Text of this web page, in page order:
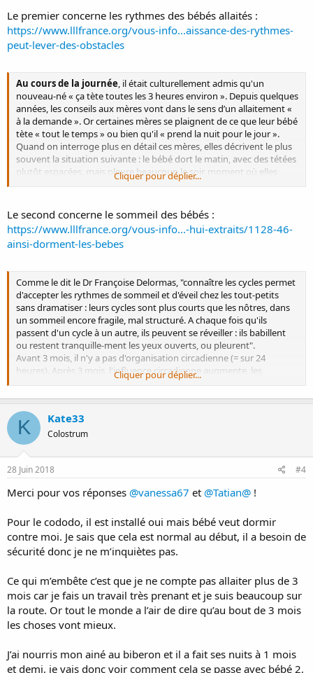
Le premier concerne les rythmes des bébés allaités :
https://www.lllfrance.org/vous-info...aissance-des-rythmes-
peut-lever-des-obstacles
Au cours de la journée, il était culturellement admis qu'un
nouveau-né « ça tète toutes les 3 heures environ ». Depuis quelques
années, les conseils aux mères vont dans le sens d’un allaitement «
à la demande ». Or certaines mères se plaignent de ce que leur bébé
tète « tout le temps » ou bien qu'il « prend la nuit pour le jour ».
Quand on interroge plus en détail ces mères, elles décrivent le plus
souvent la situation suivante : le bébé dort le matin, avec des tétées
plutôt espacées, mais pleure beaucoup le soir, moment où elles
pensent manquer de lait. (...) Physiologiquement, les tétées du
(2 à 5 h). Au fur et à mesure de l'avancement de la journée, les tétées
se rapprochent en même temps que l'éveil de l'enfant augmente.
Survient alors, le plus souvent entre 14 h et 2 h du matin, un
épisode de «tétées groupées
journée (la maman percevant à cette heure là que ses seins sont
peu remplis).
Cliquer pour déplier...
Le second concerne le sommeil des bébés :
https://www.lllfrance.org/vous-info...-hui-extraits/1128-46-
ainsi-dorment-les-bebes
Comme le dit le Dr Françoise Delormas, "connaître les cycles permet
d'accepter les rythmes de sommeil et d'éveil chez les tout-petits
sans dramatiser : leurs cycles sont plus courts que les nôtres, dans
un sommeil encore fragile, mal structuré. A chaque fois qu'ils
passent d'un cycle à un autre, ils peuvent se réveiller : ils babillent
ou restent tranquille-ment les yeux ouverts, ou pleurent".
Avant 3 mois, il n'y a pas d'organisation circadienne (= sur 24
heures). Après 3 mois, l'influence circadienne augmente, les
périodes de sommeil stable s'allongent pendant la nuit, le "sommeil
agité" diminue dans la journée. Mais l'organisation circadienne n'est
pas terminée avant 2 ans.
Cliquer pour déplier...
K Kate33
Colostrum
28 Juin 2018 #4
Merci pour vos réponses @vanessa67 et @Tatian@ !
Pour le cododo, il est installé oui mais bébé veut dormir
contre moi. Je sais que cela est normal au début, il a besoin de
sécurité donc je ne m’inquiètes pas.
Ce qui m’embête c’est que je ne compte pas allaiter plus de 3
mois car je fais un travail très prenant et je suis beaucoup sur
la route. Or tout le monde a l’air de dire qu’au bout de 3 mois
les choses vont mieux.
J’ai nourris mon ainé au biberon et il a fait ses nuits à 1 mois
et demi, je vais donc voir comment cela se passe avec bébé 2,